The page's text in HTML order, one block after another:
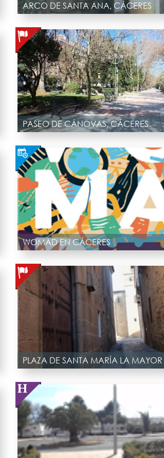
ARCO DE SANTA ANA, CÁCERES
PASEO DE CÁNOVAS, CÁCERES
WOMAD EN CÁCERES
PLAZA DE SANTA MARÍA LA MAYOR